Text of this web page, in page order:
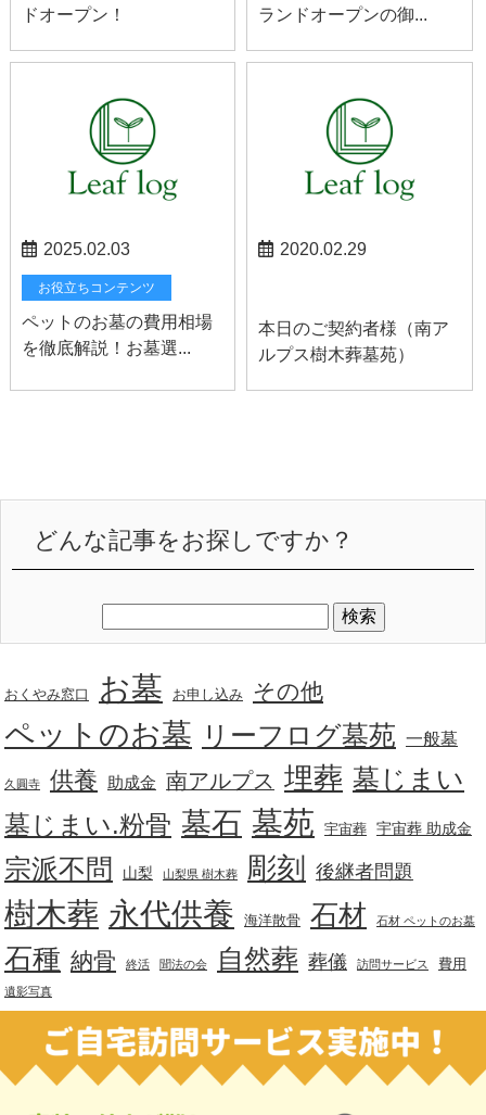
ドオープン！
ランドオープンの御...
2025.02.03
お役立ちコンテンツ
ペットのお墓の費用相場
を徹底解説！お墓選...
2020.02.29
本日のご契約者様（南ア
ルプス樹木葬墓苑）
どんな記事をお探しですか？
おくやみ窓口 お墓 お申し込み その他
ペットのお墓 リーフログ墓苑 一般墓
久圓寺 供養 助成金 南アルプス 埋葬 墓じまい
墓じまい.粉骨 墓石 墓苑 宇宙葬 宇宙葬 助成金
宗派不問 山梨 山梨県 樹木葬 彫刻 後継者問題
樹木葬 永代供養 海洋散骨 石材 石材 ペットのお墓
石種 納骨 終活 聞法の会 自然葬 葬儀 訪問サービス 費用
遺影写真